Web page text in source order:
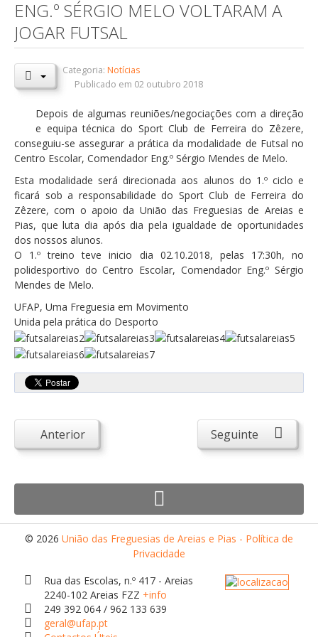
Prestação de Contas
DESTAQUES
Notícias
Sondagens
SERVIÇOS
A Minha Rua
Abastecimento de Água
Roturas e Leituras
Atendimento ao Público
Biblioteca Online FZZ
Plantas PDM Online
Faixas Gestão Combustível
Regulamentos em Vigor
Requerimentos em Vigor
Avarias na Iluminação Pública
AREIAS E PIAS
Equipamentos
Culturais
ENG.º SÉRGIO MELO VOLTARAM A
JOGAR FUTSAL
Categoria:Notícias
Publicado em 02 outubro 2018
Depois de algumas reuniões/negociações com a direção
e equipa técnica do Sport Club de Ferreira do Zêzere,
conseguiu-se assegurar a prática da modalidade de Futsal no
Centro Escolar, Comendador Eng.º Sérgio Mendes de Melo.
Esta modalidade será direcionada aos alunos do 1.º ciclo e
ficará sob a responsabilidade do Sport Club de Ferreira do
Zêzere, com o apoio da União das Freguesias de Areias e
Pias, que luta dia após dia pela igualdade de oportunidades
dos nossos alunos.
O 1.º treino teve inicio dia 02.10.2018, pelas 17:30h, no
polidesportivo do Centro Escolar, Comendador Eng.º Sérgio
Mendes de Melo.
UFAP, Uma Freguesia em Movimento
Unida pela prática do Desporto
Anterior Seguinte
© 2026 União das Freguesias de Areias e Pias - Política de
Privacidade
Rua das Escolas, n.º 417 - Areias
2240-102 Areias FZZ +info
249 392 064 / 962 133 639
geral@ufap.pt